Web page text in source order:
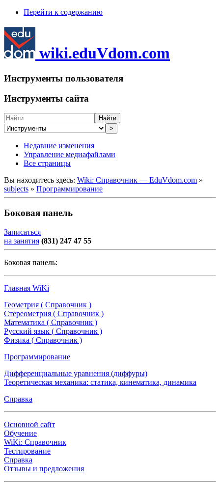
Перейти к содержанию
wiki.eduVdom.com
Инструменты пользователя
Инструменты сайта
Найти
>
Недавние изменения
Управление медиафайлами
Все страницы
Вы находитесь здесь: Wiki: Справочник — EduVdom.com »
subjects » Программирование
Боковая панель
Записаться
на занятия (831) 247 47 55
Боковая панель:
Главная WiKi
Геометрия ( Справочник )
Стереометрия ( Справочник )
Математика ( Справочник )
Русский язык ( Справочник )
Физика ( Справочник )
Программирование
Дифференциальные уравнения (диффуры)
Теоретическая механика: статика, кинематика, динамика
Справка
Основной сайт
Обучение
WiKi: Справочник
Тестирование
Справка
Отзывы и предложения